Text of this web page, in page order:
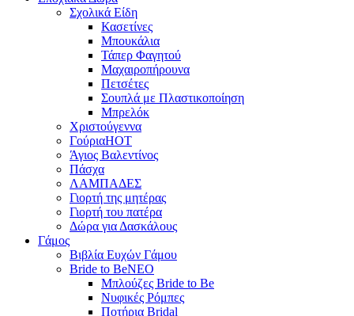
Σχολικά Είδη
Κασετίνες
Μπουκάλια
Τάπερ Φαγητού
Μαχαιροπήρουνα
Πετσέτες
Σουπλά με Πλαστικοποίηση
Μπρελόκ
Χριστούγεννα
ΓούριαHOT
Άγιος Βαλεντίνος
Πάσχα
ΛΑΜΠΑΔΕΣ
Γιορτή της μητέρας
Γιορτή του πατέρα
Δώρα για Δασκάλους
Γάμος
Βιβλία Ευχών Γάμου
Bride to BeNEO
Μπλούζες Bride to Be
Νυφικές Ρόμπες
Ποτήρια Bridal